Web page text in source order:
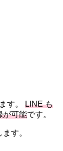
す。 LINE も
が可能です。
す。